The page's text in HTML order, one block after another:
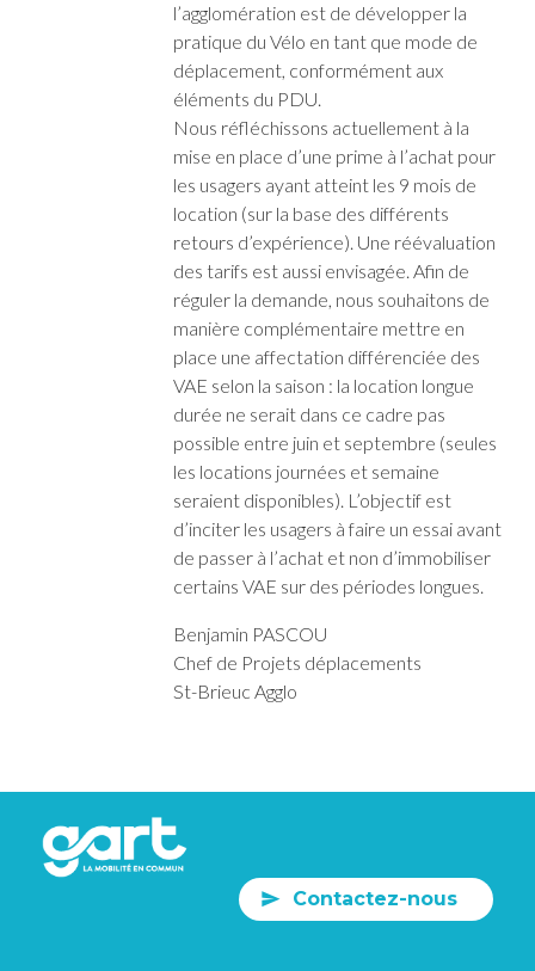
l’agglomération est de développer la
pratique du Vélo en tant que mode de
déplacement, conformément aux
éléments du PDU.
Nous réfléchissons actuellement à la
mise en place d’une prime à l’achat pour
les usagers ayant atteint les 9 mois de
location (sur la base des différents
retours d’expérience). Une réévaluation
des tarifs est aussi envisagée. Afin de
réguler la demande, nous souhaitons de
manière complémentaire mettre en
place une affectation différenciée des
VAE selon la saison : la location longue
durée ne serait dans ce cadre pas
possible entre juin et septembre (seules
les locations journées et semaine
seraient disponibles). L’objectif est
d’inciter les usagers à faire un essai avant
de passer à l’achat et non d’immobiliser
certains VAE sur des périodes longues.
Benjamin PASCOU
Chef de Projets déplacements
St-Brieuc Agglo
Contactez-nous